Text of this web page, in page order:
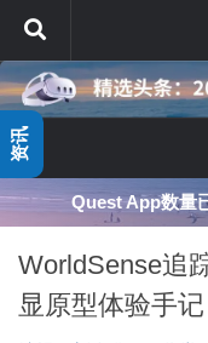
跳至内容
Quest App数量
WorldSense追
显原型体验手记
资讯